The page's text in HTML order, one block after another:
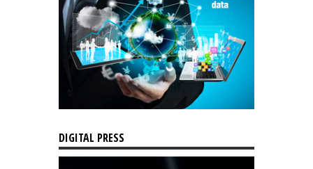
DIGITAL PRESS